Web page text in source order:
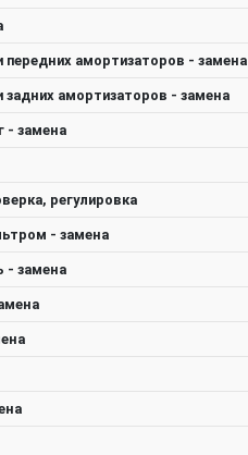
амортизаторов - замена
амортизаторов - замена
- замена
регулировка
- замена
замена